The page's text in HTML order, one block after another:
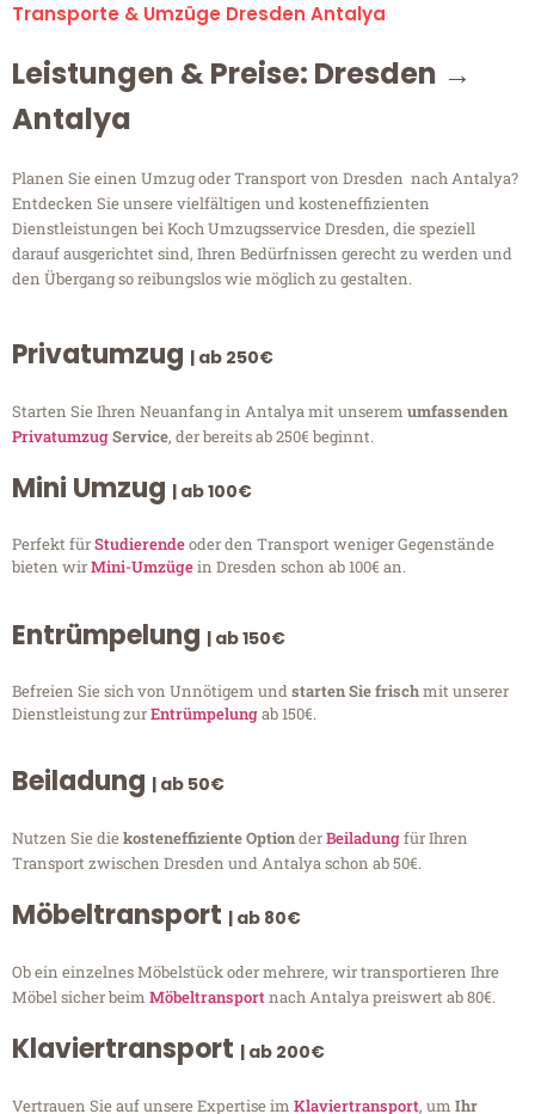
Transporte & Umzüge Dresden Antalya
Leistungen & Preise: Dresden →
Antalya
Planen Sie einen Umzug oder Transport von Dresden nach Antalya?
Entdecken Sie unsere vielfältigen und kosteneffizienten
Dienstleistungen bei Koch Umzugsservice Dresden, die speziell
darauf ausgerichtet sind, Ihren Bedürfnissen gerecht zu werden und
den Übergang so reibungslos wie möglich zu gestalten.
Privatumzug | ab 250€
Starten Sie Ihren Neuanfang in Antalya mit unserem umfassenden
PrivatumzugService, der bereits ab 250€ beginnt.
Mini Umzug | ab 100€
Perfekt fürStudierendeoder den Transport weniger Gegenstände
bieten wirMini-Umzügein Dresden schon ab 100€ an.
Entrümpelung | ab 150€
Befreien Sie sich von Unnötigem undstarten Sie frischmit unserer
Dienstleistung zurEntrümpelungab 150€.
Beiladung | ab 50€
Nutzen Sie diekosteneffiziente OptionderBeiladungfür Ihren
Transport zwischen Dresden und Antalya schon ab 50€.
Möbeltransport | ab 80€
Ob ein einzelnes Möbelstück oder mehrere, wir transportieren Ihre
Möbel sicher beim Möbeltransportnach Antalya preiswert ab 80€.
Klaviertransport | ab 200€
Vertrauen Sie auf unsere Expertise im Klaviertransport, um Ihr